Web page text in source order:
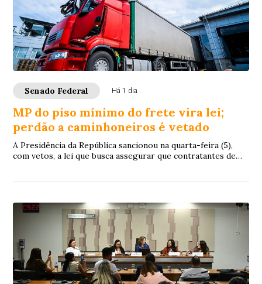
Senado Federal Há 1 dia
MP do piso mínimo do frete vira lei;
perdão a caminhoneiros é vetado
A Presidência da República sancionou na quarta-feira (5),
com vetos, a lei que busca assegurar que contratantes de